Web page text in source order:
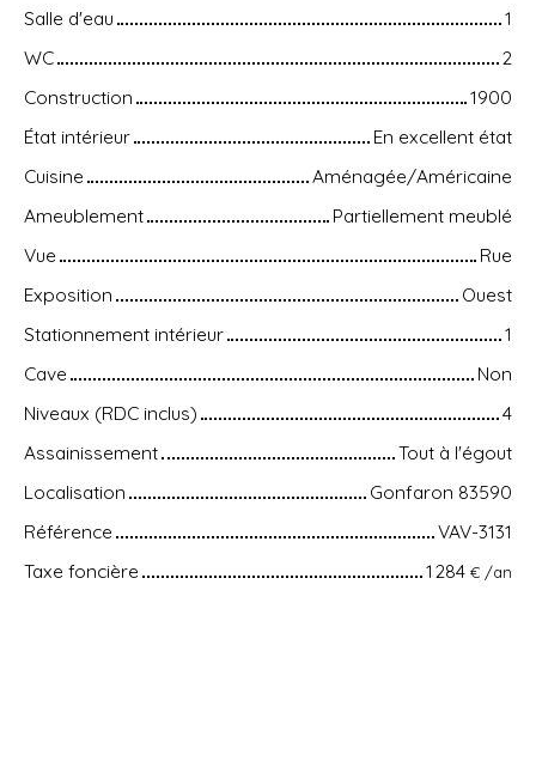
Salle d'eau
1
WC
2
Construction
1900
État intérieur
En excellent état
Cuisine
Aménagée/Américaine
Ameublement
Partiellement meublé
Vue
Rue
Exposition
Ouest
Stationnement intérieur
1
Cave
Non
Niveaux (RDC inclus)
4
Assainissement
Tout à l'égout
Localisation
Gonfaron 83590
Référence
VAV-3131
Taxe foncière
1 284 € /an